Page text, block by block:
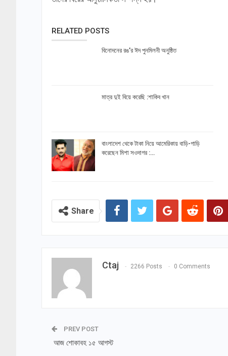
RELATED POSTS
বিনোদনের রঙ’র ঈদ পুনমিলনী অনুষ্ঠিত
মাত্র দুই বিয়ে করেছি :শাকিব খান
বাংলাদেশ থেকে টাকা নিয়ে আমেরিকায় বাড়ি-গাড়ি
করেছেন মিশা সওদাগর :…
Share
Ctaj 2266 Posts 0 Comments
PREV POST
আজ শোকাবহ ১৫ আগস্ট